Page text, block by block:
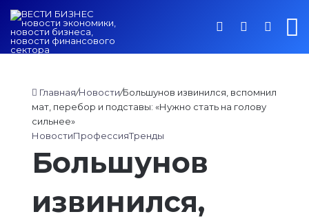
Switch
Войти
Главная/Новости/Большунов извинился, вспомнил
мат, перебор и подставы: «Нужно стать на голову
сильнее»
НовостиПрофессияТренды
Большунов
извинился,